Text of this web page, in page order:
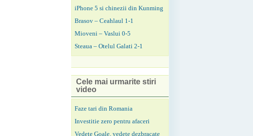
iPhone 5 si chinezii din Kunming
Brasov – Ceahlaul 1-1
Mioveni – Vaslui 0-5
Steaua – Otelul Galati 2-1
Cele mai urmarite stiri
video
Faze tari din Romania
Investitie zero pentru afaceri
Vedete Goale, vedete dezbracate